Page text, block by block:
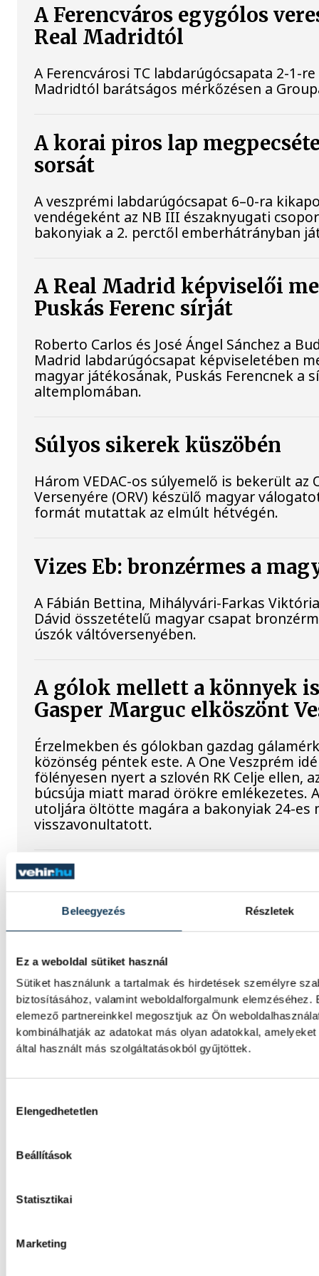
Beleegyezés Részletek
Ez a weboldal sütiket használ
Sütiket használunk a tartalmak és hirdetések személyre
biztosításához, valamint weboldalforgalmunk
elemező partnereinkkel megosztjuk az Ön
kombinálhatják az adatokat más olyan adatokkal,
által használt más szolgáltatásokból gyűjtöttek.
Elengedhetetlen
Beállítások
Statisztikai
Marketing
A Ferencváros egygólos
Real Madridtól
A Ferencvárosi TC labdarúgócsapata 2-1-
Madridtól barátságos mérkőzésen a
A korai piros lap
sorsát
A veszprémi labdarúgócsapat 6–0-ra
vendégeként az NB III északnyugati
bakonyiak a 2. perctől emberhátrányban
A Real Madrid képviselői
Puskás Ferenc sírját
Roberto Carlos és José Ángel Sánchez a
Madrid labdarúgócsapat képviseletében
magyar játékosának, Puskás Ferencnek a
altemplomában.
Súlyos sikerek küszöbén
Három VEDAC-os súlyemelő is bekerült az
Versenyére (ORV) készülő magyar
formát mutattak az elmúlt hétvégén.
Vizes Eb: bronzérmes a
A Fábián Bettina, Mihályvári-Farkas
Dávid összetételű magyar csapat
úszók váltóversenyében.
A gólok mellett a könnyek
Gasper Marguc elköszönt
Érzelmekben és gólokban gazdag
közönség péntek este. A One Veszprém
fölényesen nyert a szlovén RK Celje ellen,
búcsúja miatt marad örökre emlékezetes.
utoljára öltötte magára a bakonyiak 24-es
visszavonultatott.
Dr. Bartha Csaba:
Bajnokok Ligája négyes
Huszonkét játékossal vág neki a 2026/27-
férfi kézilabdacsapata. A klub péntek
sajtótájékoztatóján dr. Bartha Csaba
jubileumi idényben a hazai címek
négyes döntőjébe jutás is egyértelmű
Betlehem Dávid: szeretem,
kulcsának pedig azt tartja, hogy szereti,
bronzérmes nyíltvízi úszó a magyar
kieséses versenyt.
Betlehem Dávid Európa-